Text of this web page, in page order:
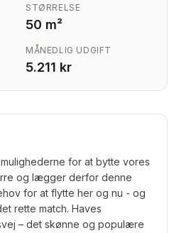
STØRRELSE
50 m²
MÅNEDLIG UDGIFT
5.211 kr
for at bytte vores
og lægger derfor denne
for at flytte her og nu - og
rette match. Haves
– det skønne og populære